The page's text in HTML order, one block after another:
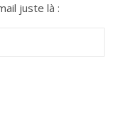
juste là :